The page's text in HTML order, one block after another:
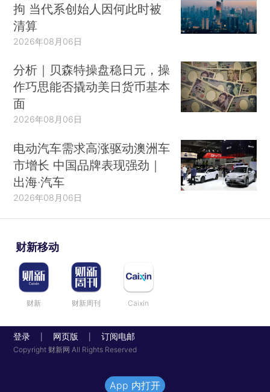
拘 当代系创始人因何此时被
清算
2026年08月06日
分析｜贝森特操盘稳日元，操
作巧思能否撬动美日货币基本
面
2026年08月06日
电动汽车需求高涨驱动澳洲车
市增长 中国品牌表现强劲｜
出海·汽车
2026年08月06日
财新移动
财新 财新周刊 Caixin
登录 网页版 订阅电邮
Copyright 财新网 All Rights Reserved
App 内打开